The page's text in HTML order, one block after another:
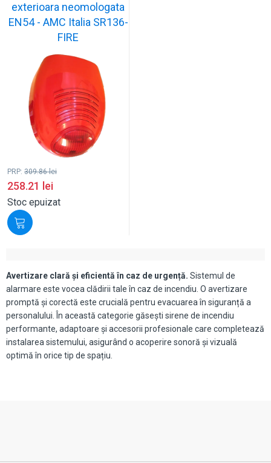
exterioara neomologata
EN54 - AMC Italia SR136-
FIRE
PRP: 309.86lei
258.21 lei
Stoc epuizat
Avertizare clară și eficientă în caz de urgență. Sistemul de
alarmare este vocea clădirii tale în caz de incendiu. O avertizare
promptă și corectă este crucială pentru evacuarea în siguranță a
personalului. În această categorie găsești sirene de incendiu
performante, adaptoare și accesorii profesionale care completează
instalarea sistemului, asigurând o acoperire sonoră și vizuală
optimă în orice tip de spațiu.